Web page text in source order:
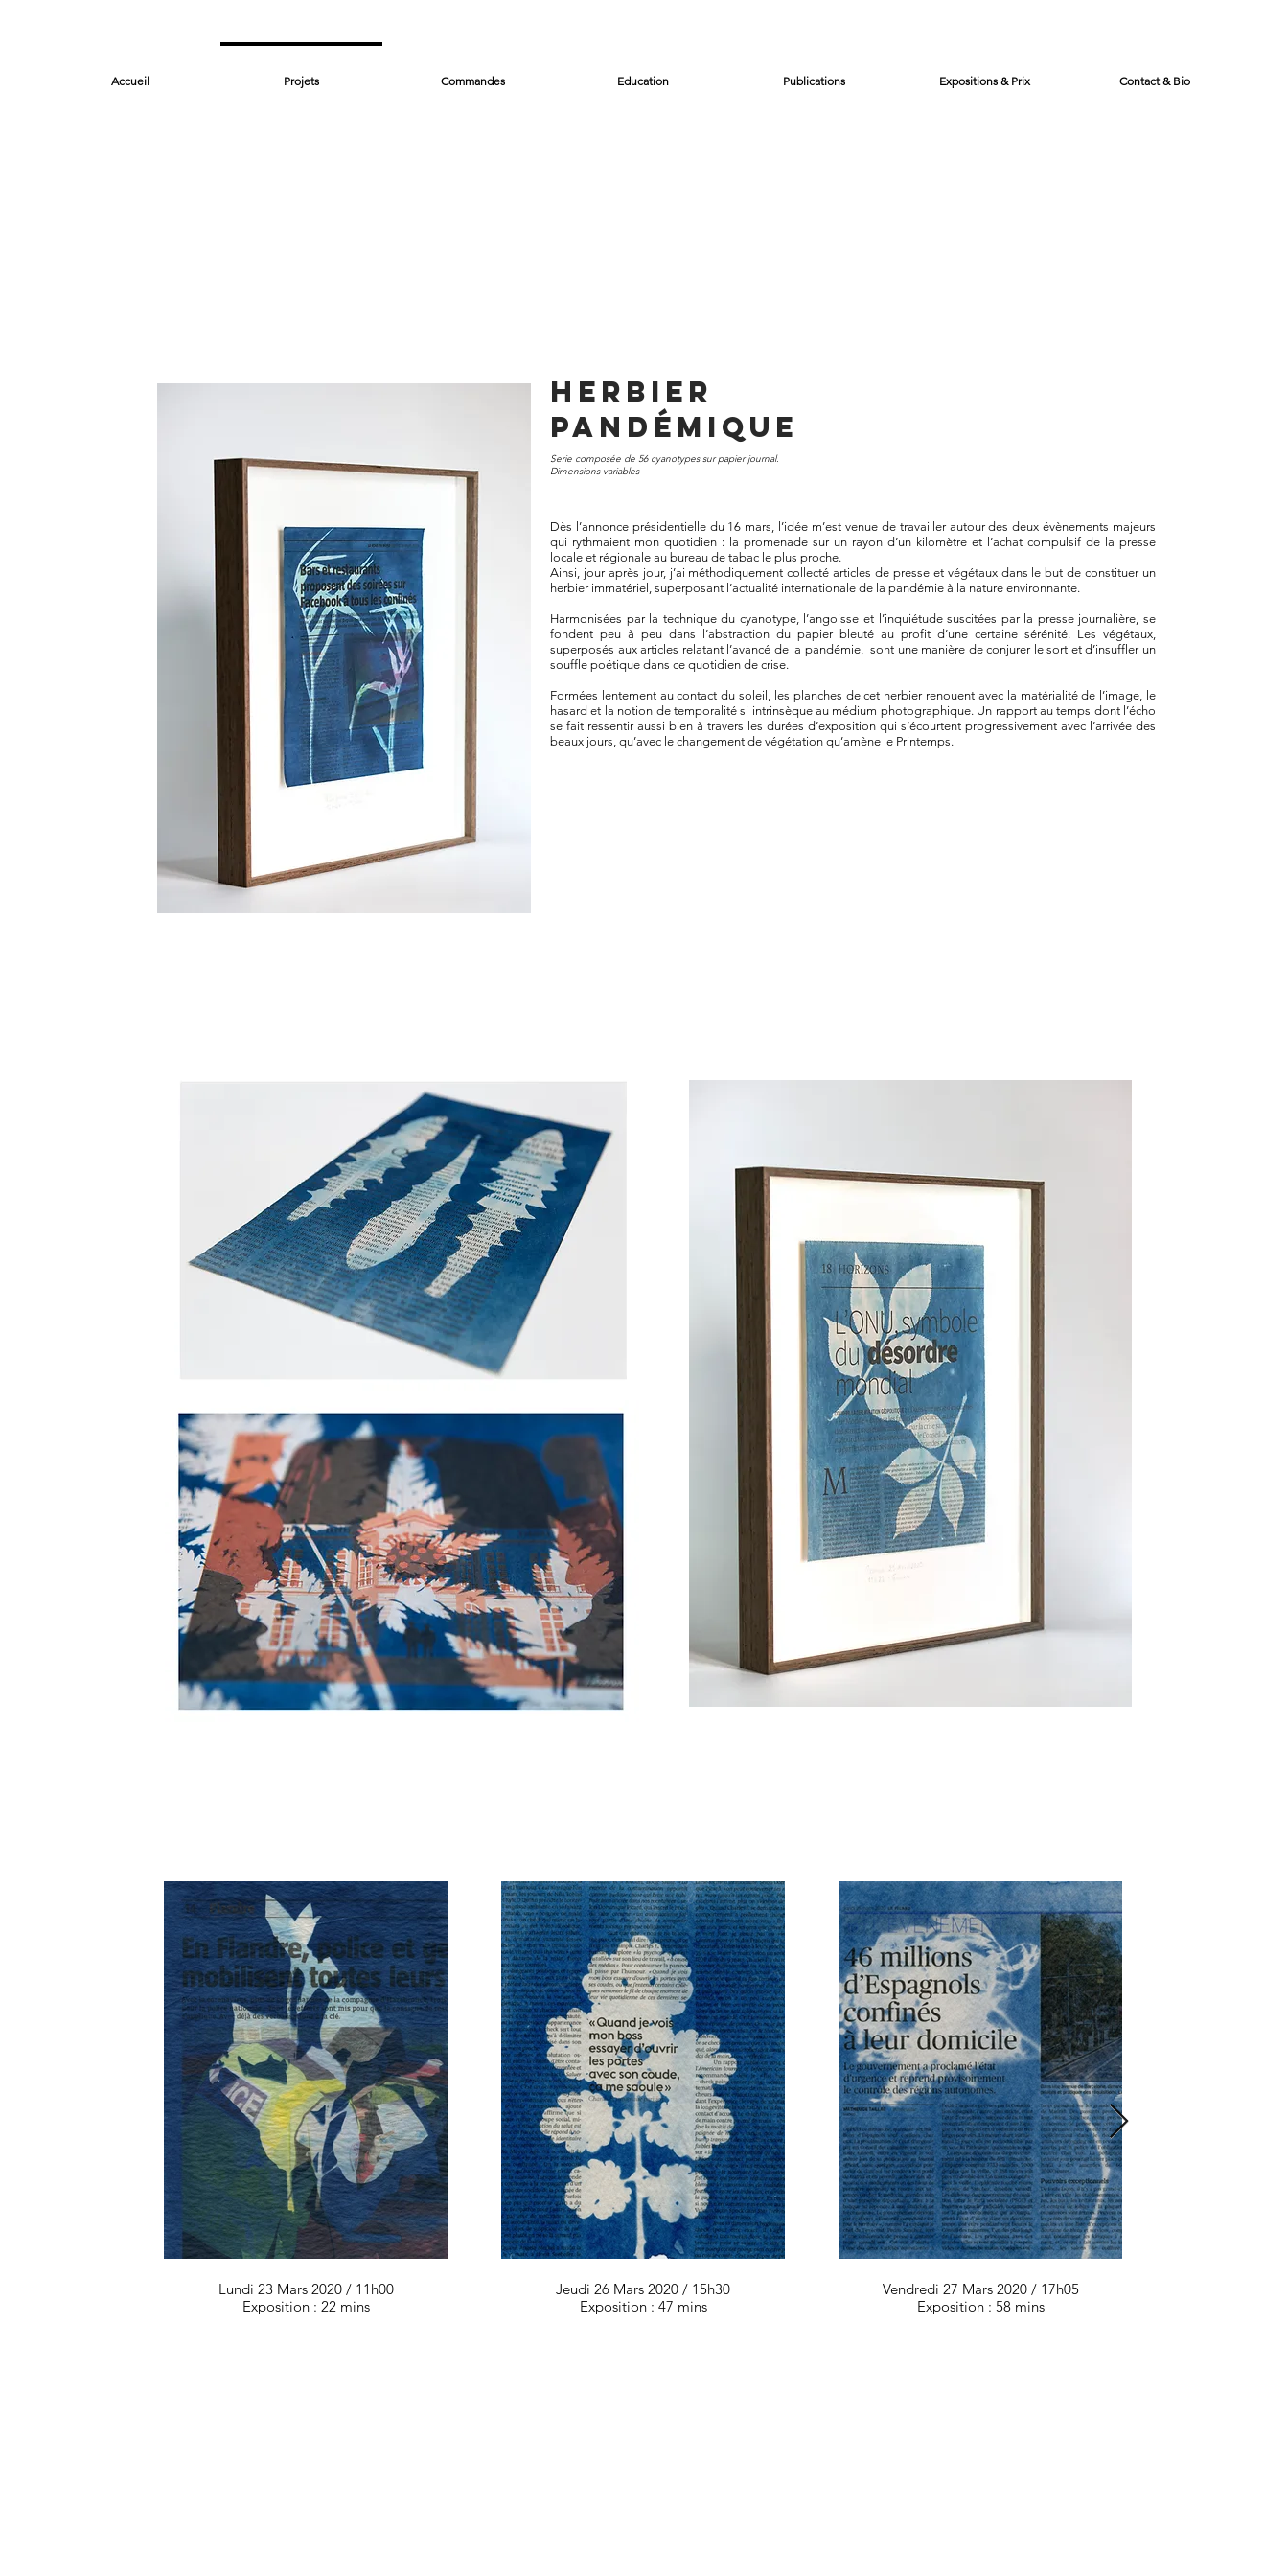
Accueil Projets Commandes Education Publications Expositions & Prix Contact & Bio
Herbier
pandémique
Serie composée de 56 cyanotypes sur papier journal.
Dimensions variables
Dès l’annonce présidentielle du 16 mars, l’idée m’est venue de travailler autour des deux évènements majeurs
qui rythmaient mon quotidien : la promenade sur un rayon d’un kilomètre et l’achat compulsif de la presse
locale et régionale au bureau de tabac le plus proche.
Ainsi, jour après jour, j’ai méthodiquement collecté articles de presse et végétaux dans le but de constituer un
herbier immatériel, superposant l’actualité internationale de la pandémie à la nature environnante.
Harmonisées par la technique du cyanotype, l’angoisse et l’inquiétude suscitées par la presse journalière, se
fondent peu à peu dans l’abstraction du papier bleuté au profit d’une certaine sérénité. Les végétaux,
superposés aux articles relatant l’avancé de la pandémie, sont une manière de conjurer le sort et d’insuffler un
souffle poétique dans ce quotidien de crise.
Formées lentement au contact du soleil, les planches de cet herbier renouent avec la matérialité de l’image, le
hasard et la notion de temporalité si intrinsèque au médium photographique. Un rapport au temps dont l’écho
se fait ressentir aussi bien à travers les durées d’exposition qui s’écourtent progressivement avec l’arrivée des
beaux jours, qu’avec le changement de végétation qu’amène le Printemps.
Lundi 23 Mars 2020 / 11h00
Exposition : 22 mins
Jeudi 26 Mars 2020 / 15h30
Exposition : 47 mins
Vendredi 27 Mars 2020 / 17h05
Exposition : 58 mins